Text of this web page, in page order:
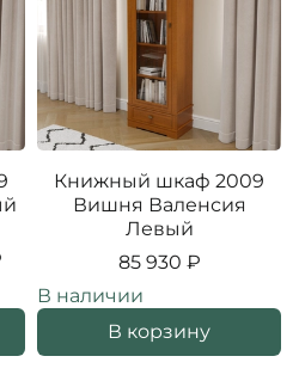
Книжный шкаф 2009
Вишня Валенсия
Левый
85 930 ₽
В наличии
В корзину